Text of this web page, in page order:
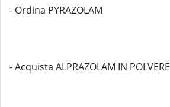
- Ordina PYRAZOLAM
- Acquista ALPRAZOLAM IN POLVERE